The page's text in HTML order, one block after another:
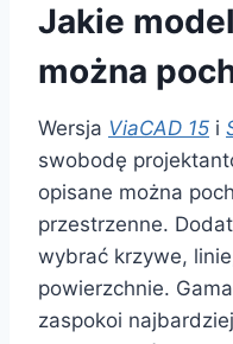
Jakie
można
Wersja ViaCAD 15 i
swobodę
opisane można
przestrzenne.
wybrać krzywe,
powierzchnie.
zaspokoi